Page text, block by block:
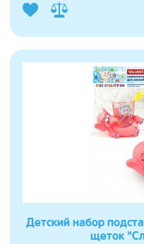
Детский набор
щеток